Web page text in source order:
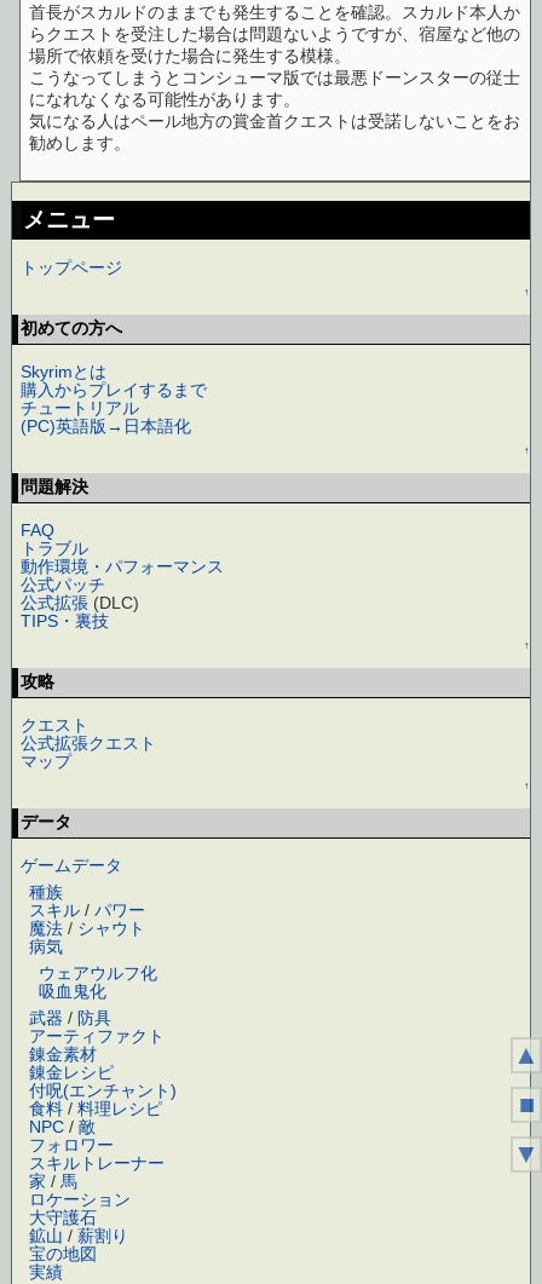
首長がスカルドのままでも発生することを確認。スカルド本人か
らクエストを受注した場合は問題ないようですが、宿屋など他の
場所で依頼を受けた場合に発生する模様。
こうなってしまうとコンシューマ版では最悪ドーンスターの従士
になれなくなる可能性があります。
気になる人はペール地方の賞金首クエストは受諾しないことをお
勧めします。
メニュー
トップページ
↑
初めての方へ
Skyrimとは
購入からプレイするまで
チュートリアル
(PC)英語版→日本語化
↑
問題解決
FAQ
トラブル
動作環境・パフォーマンス
公式パッチ
公式拡張 (DLC)
TIPS・裏技
↑
攻略
クエスト
公式拡張クエスト
マップ
↑
データ
ゲームデータ
種族
スキル /パワー
魔法 / シャウト
病気
ウェアウルフ化
吸血鬼化
武器 / 防具
アーティファクト
錬金素材
錬金レシピ
付呪(エンチャント)
食料 /料理レシピ
NPC /敵
フォロワー
スキルトレーナー
家 / 馬
ロケーション
大守護石
鉱山 /薪割り
宝の地図
実績
▲
■
▼